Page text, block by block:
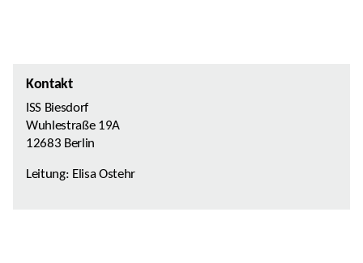
Kontakt
ISS Biesdorf
Wuhlestraße 19A
12683 Berlin
Leitung: Elisa Ostehr